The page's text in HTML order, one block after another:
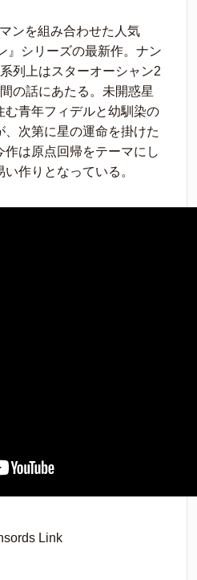
ンを組み合わせた人気
』シリーズの最新作。ナン
列上はスターオーシャン2
の話にあたる。未開惑星
む青年フィデルと幼馴染の
次第に星の運命を掛けた
は原点回帰をテーマにし
作りとなっている。
Link